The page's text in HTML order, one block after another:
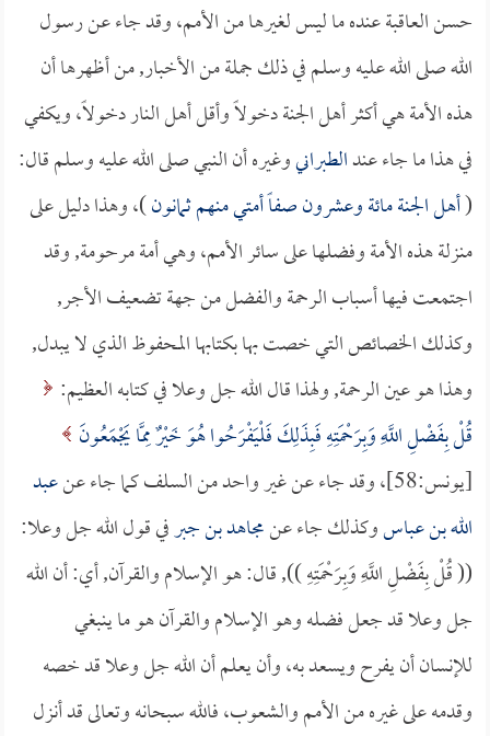
حسن العاقبة عنده ما ليس لغيرها من الأمم، وقد جاء عن رسول
الله صلى الله عليه وسلم في ذلك جملة من الأخبار, من أظهرها أن
هذه الأمة هي أكثر أهل الجنة دخولاً وأقل أهل النار دخولاً، ويكفي
في هذا ما جاء عندالطبرانيوغيره أن النبي صلى الله عليه وسلم قال:
(أهل الجنة مائة وعشرون صفاً أمتي منهم ثمانون)، وهذا دليل على
منزلة هذه الأمة وفضلها على سائر الأمم، وهي أمة مرحومة, وقد
اجتمعت فيها أسباب الرحمة والفضل من جهة تضعيف الأجر,
وكذلك الخصائص التي خصت بها بكتابها المحفوظ الذي لا يبدل,
وهذا هو عين الرحمة, ولهذا قال الله جل وعلا في كتابه العظيم:
قُلْ بِفَضْلِ اللَّهِ وَبِرَحْمَتِهِ فَبِذَلِكَ فَلْيَفْرَحُوا هُوَ خَيْرٌ مِمَّا يَجْمَعُونَ
[يونس:58]، وقد جاء عن غير واحد من السلف كما جاء عن
عبد
الله بن عباسوكذلك جاء عنمجاهد بن جبرفي قول الله جل وعلا:
(( قُلْ بِفَضْلِ اللَّهِ وَبِرَحْمَتِهِ )), قال: هو الإسلام والقرآن, أي: أن الله
جل وعلا قد جعل فضله وهو الإسلام والقرآن هو ما ينبغي
للإنسان أن يفرح ويسعد به، وأن يعلم أن الله جل وعلا قد خصه
وقدمه على غيره من الأمم والشعوب، فالله سبحانه وتعالى قد أنزل